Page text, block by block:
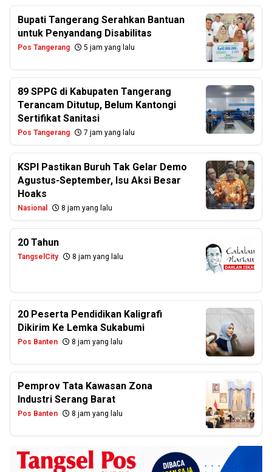
Bupati Tangerang Serahkan Bantuan
untuk Penyandang Disabilitas
Pos Tangerang 5 jam yang lalu
89 SPPG di Kabupaten Tangerang
Terancam Ditutup, Belum Kantongi
Sertifikat Sanitasi
Pos Tangerang 7 jam yang lalu
KSPI Pastikan Buruh Tak Gelar Demo
Agustus-September, Isu Aksi Besar
Hoaks
Nasional 8 jam yang lalu
20 Tahun
TangselCity 8 jam yang lalu
20 Peserta Pendidikan Kaligrafi
Dikirim Ke Lemka Sukabumi
Pos Banten 8 jam yang lalu
Pemprov Tata Kawasan Zona
Industri Serang Barat
Pos Banten 8 jam yang lalu